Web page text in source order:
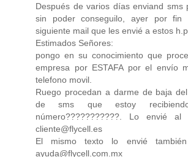
Después de varios días enviand sms
sin poder conseguilo, ayer por fin
siguiente mail que les envié a estos
Estimados Señores:
pongo en su conocimiento que
empresa por ESTAFA por el envío
telefono movil.
Ruego procedan a darme de baja
de sms que estoy
número???????????. Lo envié al
cliente@flycell.es
El mismo texto lo envié
ayuda@flycell.com.mx